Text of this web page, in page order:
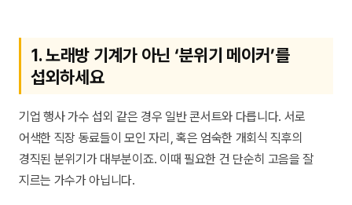
1. 노래방 기계가 아닌 ‘분위기 메이커’를
섭외하세요
기업 행사 가수 섭외 같은 경우 일반 콘서트와 다릅니다. 서로
어색한 직장 동료들이 모인 자리, 혹은 엄숙한 개회식 직후의
경직된 분위기가 대부분이죠. 이때 필요한 건 단순히 고음을 잘
지르는 가수가 아닙니다.